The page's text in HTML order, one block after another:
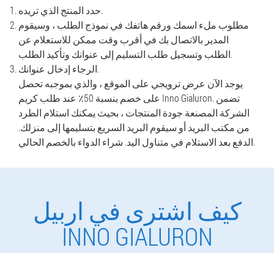
حدد المنتج الذي تريده.
مطلوب ملء اسمك ورقم هاتفك في نموذج الطلب ، وسيقوم
المدير بالاتصال بك في أقرب وقت ممكن للاستعلام عن
الطلب وتسجيل طلب التسليم إلى عنوانك وتأكيد الطلب.
الرجاء إدخال عنوانك.
يوجد الآن عرض ترويجي على الموقع ، والذي بموجبه تحصل
على خصم بنسبة 50٪ عند طلب كريم Inno Gialuron. تضمن
الشركة المصنعة جودة المنتجات ، بحيث يمكنك استلام الطرد
من مكتب البريد أو سيقوم البريد السريع بتسليمها إلى منزلك.
الدفع بعد الاستلام في متناول اليد. شراء الدواء بالخصم الحالي.
كيف اشترى في اربيل
INNO GIALURON